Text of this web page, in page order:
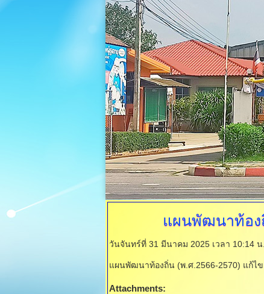
แผนพัฒนาท้อ
วันจันทร์ที่ 31 มีนาคม 2025 เวลา 10:14 น.
แผนพัฒนาท้องถิ่น (พ.ศ.2566-2570) แก้ไข
Attachments: